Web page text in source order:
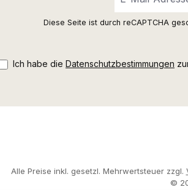
Mail-
Diese Seite ist durch reCAPTCHA
Ich habe die Datenschutzbestimmungen
Alle Preise inkl. gesetzl. Mehrwertsteuer zzgl.
©